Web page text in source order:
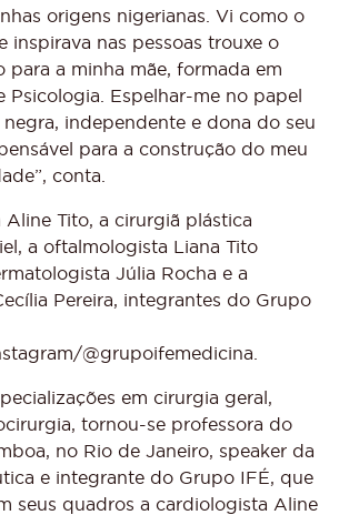
origens nigerianas. Vi como o
inspirava nas pessoas trouxe o
para a minha mãe, formada em
Psicologia. Espelhar-me no papel
independente e dona do seu
para a construção do meu
conta.
Tito, a cirurgiã plástica
a oftalmologista Liana Tito
Júlia Rocha e a
Pereira, integrantes do Grupo
@grupoifemedicina.
em cirurgia geral,
tornou-se professora do
no Rio de Janeiro, speaker da
e integrante do Grupo IFÉ , que
seus quadros a cardiologista Aline